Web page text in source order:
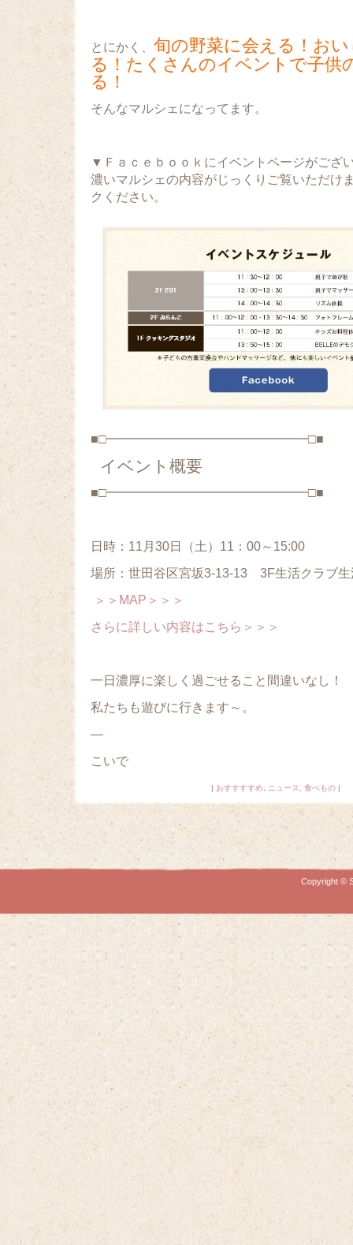
とにかく、 旬の野菜に会える！お
る！たくさんのイベントで子供
る！
そんなマルシェになってます。
▼Ｆａｃｅｂｏｏｋにイベントページがござ
濃いマルシェの内容がじっくりご覧いただけ
クください。
■□━━━━━━━━━━━━━━━━□■
イベント概要
■□━━━━━━━━━━━━━━━━□■
日時：11月30日（土）11：00～15:00
場所：世田谷区宮坂3-13-13 3F生活クラブ生
＞＞MAP＞＞＞
さらに詳しい内容はこちら＞＞＞
一日濃厚に楽しく過ごせること間違いなし！
私たちも遊びに行きます～。
—
こいで
| おすすすすめ ニュース 食べもの |
Copyright ©